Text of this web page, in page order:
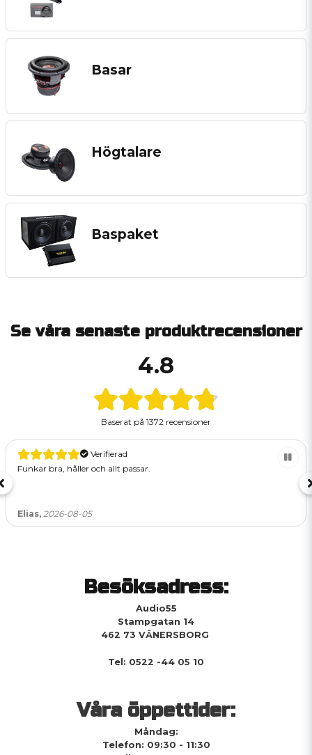
Basar
Högtalare
Baspaket
Se våra senaste produktrecensioner
4.8
Baserat på 1372 recensioner
Verifierad
Funkar bra, håller och allt passar.
Elias, 2026-08-05
Besöksadress:
Audio55
Stampgatan 14
462 73 VÄNERSBORG
Tel: 0522 -44 05 10
Våra öppettider:
Måndag:
Telefon: 09:30 - 11:30